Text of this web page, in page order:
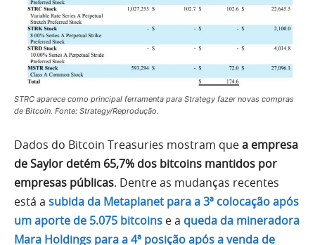
STRC aparece como principal ferramenta para Strategy fazer novas compras
de Bitcoin. Fonte: Strategy/Reprodução.
Dados do Bitcoin Treasuries mostram quea empresa
de Saylor detém 65,7% dos bitcoins mantidos por
empresas públicas. Dentre as mudanças recentes
está a subida da Metaplanet para a 3ª colocação após
um aporte de 5.075 bitcoins e a queda da mineradora
Mara Holdings para a 4ª posição após a venda de